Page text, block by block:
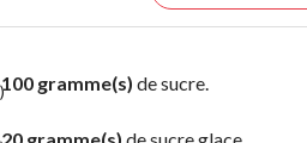
100 gramme(s) de sucre.
20 gramme(s) de sucre glace